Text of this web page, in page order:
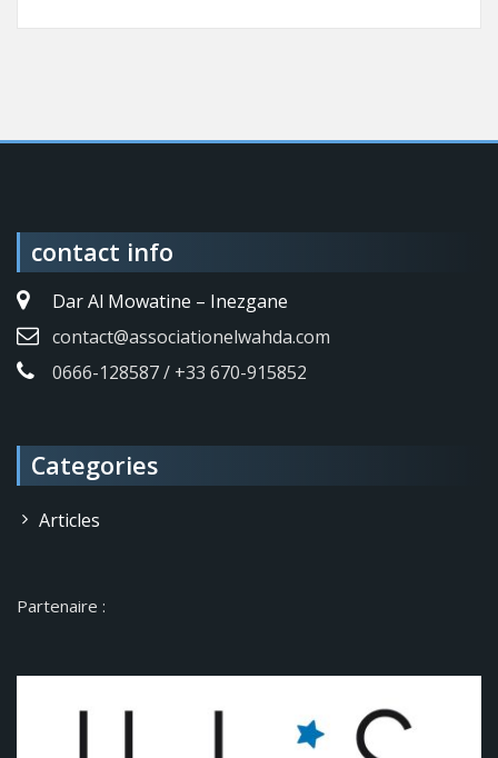
contact info
Dar Al Mowatine – Inezgane
contact@associationelwahda.com
0666-128587 / +33 670-915852
Categories
Articles
Partenaire :